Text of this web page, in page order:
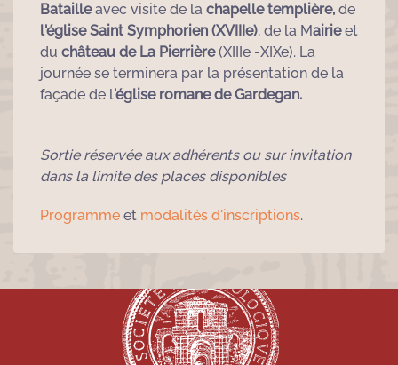
Batailleavec visite de la chapelle templière, de
l'église Saint Symphorien (XVIIIe), de la Mairieet
du château de La Pierrière(XIIIe -XIXe). La
journée se terminera par la présentation de la
façade de l'église romane de Gardegan.
Sortie réservée aux adhérents ou sur invitation
dans la limite des places disponibles
Programme et modalités d'inscriptions.